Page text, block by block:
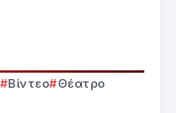
Βίντεο
Θέατρο